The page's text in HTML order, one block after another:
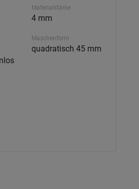
Materialstärke
4 mm
Maschenform
quadratisch 45 mm